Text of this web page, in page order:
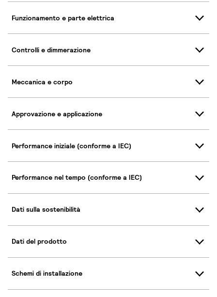
Funzionamento e parte elettrica
Controlli e dimmerazione
Meccanica e corpo
Approvazione e applicazione
Performance iniziale (conforme a IEC)
Performance nel tempo (conforme a IEC)
Dati sulla sostenibilità
Dati del prodotto
Schemi di installazione